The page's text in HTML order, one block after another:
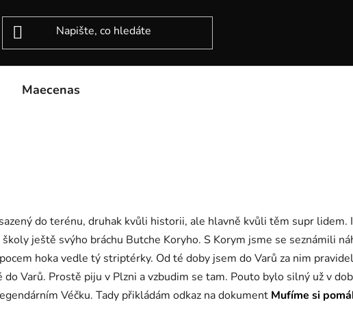
Maecenas
do terénu, druhak kvůli historii, ale hlavně kvůli těm supr lidem.
ještě svýho bráchu Butche Koryho. S Korym jsme se seznámili
hoka vedle tý striptérky. Od té doby jsem do Varů za nim
Varů. Prostě piju v Plzni a vzbudim se tam. Pouto bylo silný už v
Véčku. Tady přikládám odkaz na dokument Mufíme si